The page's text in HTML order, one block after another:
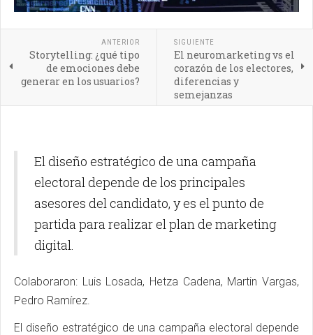
ANTERIOR
Storytelling: ¿qué tipo
de emociones debe
generar en los usuarios?
SIGUIENTE
El neuromarketing vs el
corazón de los electores,
diferencias y
semejanzas
El diseño estratégico de una campaña
electoral depende de los principales
asesores del candidato, y es el punto de
partida para realizar el plan de marketing
digital.
Colaboraron: Luis Losada, Hetza Cadena, Martin Vargas,
Pedro Ramírez.
El diseño estratégico de una campaña electoral depende